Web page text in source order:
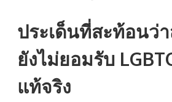
ประเด็นที่สะท้อนว่
ยังไม่ยอมรับ
แท้จริง